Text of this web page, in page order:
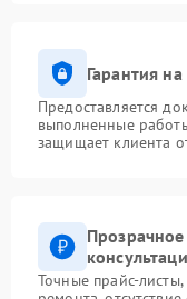
Гарантия
Предоставляется
выполненные
защищает клиента
Точные прайс-